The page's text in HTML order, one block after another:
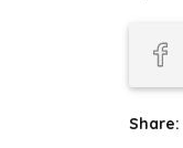
Share